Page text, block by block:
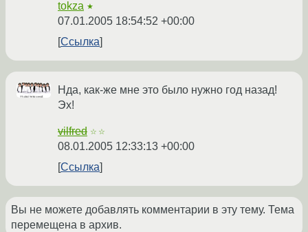
tokza ★
07.01.2005 18:54:52 +00:00
Ссылка
Нда, как-же мне это было нужно год назад!
Эх!
vilfred ☆☆
08.01.2005 12:33:13 +00:00
Ссылка
Вы не можете добавлять комментарии в эту тему. Тема
перемещена в архив.